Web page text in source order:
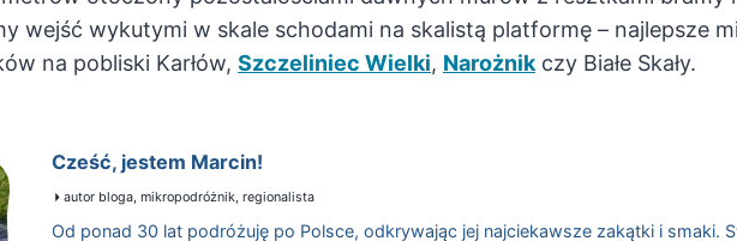
wejść wykutymi w skale schodami na skalistą platformę – najlepsze
na pobliski Karłów, Szczeliniec Wielki, Narożnikczy Białe Skały.
Cześć, jestem Marcin!
autor bloga, mikropodróżnik, regionalista
Od ponad 30 lat podróżuję po Polsce, odkrywając jej najciekawsze zakątki i smaki.